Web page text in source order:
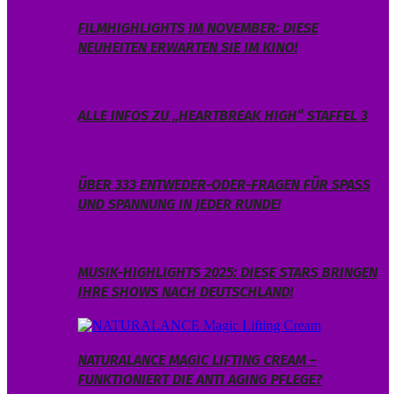
FILMHIGHLIGHTS IM NOVEMBER: DIESE
NEUHEITEN ERWARTEN SIE IM KINO!
ALLE INFOS ZU „HEARTBREAK HIGH“ STAFFEL 3
ÜBER 333 ENTWEDER-ODER-FRAGEN FÜR SPASS U
ND SPANNUNG IN JEDER RUNDE!
MUSIK-HIGHLIGHTS 2025: DIESE STARS BRINGEN
IHRE SHOWS NACH DEUTSCHLAND!
NATURALANCE MAGIC LIFTING CREAM –
FUNKTIONIERT DIE ANTI AGING PFLEGE?